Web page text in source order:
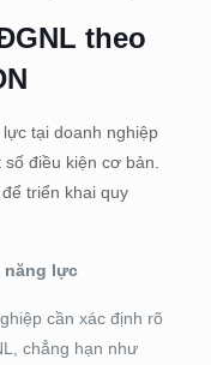
theo
tại doanh nghiệp
điều kiện cơ bản.
triển khai quy
năng lực
cần xác định rõ
chẳng hạn như